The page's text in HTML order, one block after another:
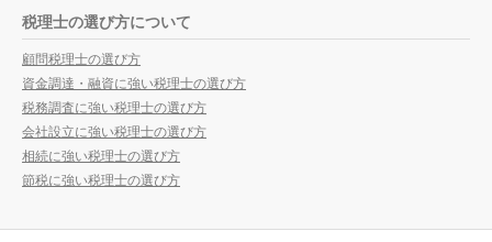
税理士の選び方について
顧問税理士の選び方
資金調達・融資に強い税理士の選び方
税務調査に強い税理士の選び方
会社設立に強い税理士の選び方
相続に強い税理士の選び方
節税に強い税理士の選び方